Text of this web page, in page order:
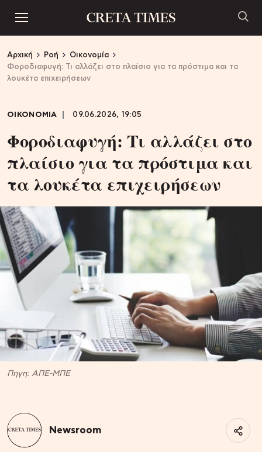
Αρχική Ροή
Οικονομία
Φοροδιαφυγή: Τι αλλάζει στο πλαίσιο για τα πρόστιμα και τα
λουκέτα επιχειρήσεων
ΟΙΚΟΝΟΜΙΑ 09.06.2026, 19:05
Φοροδιαφυγή: Τι αλλάζει στο
πλαίσιο για τα πρόστιμα και
τα λουκέτα επιχειρήσεων
Πηγη: ΑΠΕ-ΜΠΕ
Newsroom